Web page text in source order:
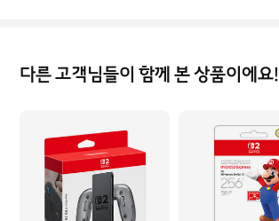
다른 고객님들이 함께 본 상품이에요!